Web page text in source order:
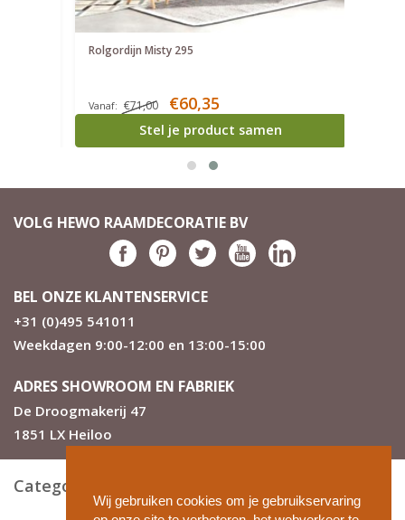
Wij gebruiken cookies om je gebruikservaring
Rolgordijn Misty 295
Vanaf: €71,00 €60,35
Stel je product samen
VOLG HEWO RAAMDECORATIE BV
BEL ONZE KLANTENSERVICE
+31 (0)495 541011
Weekdagen 9:00-12:00 en 13:00-15:00
ADRES SHOWROOM EN FABRIEK
De Droogmakerij 47
1851 LX Heiloo
Categorieën